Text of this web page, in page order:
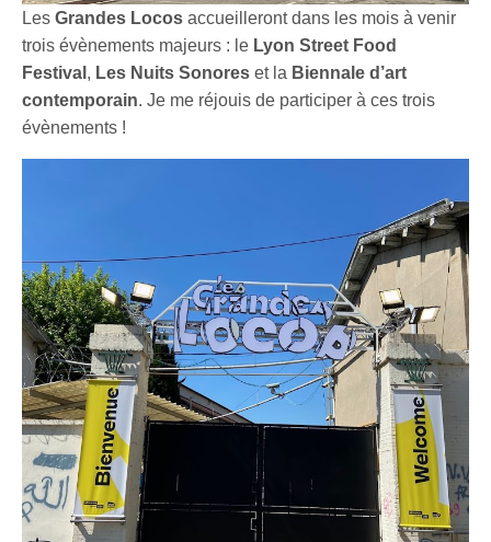
LesGrandes Locos accueilleront dans les mois à venir
trois évènements majeurs : le Lyon Street Food
Festival , Les Nuits Sonores et la Biennale d’art
contemporain. Je me réjouis de participer à ces trois
évènements !